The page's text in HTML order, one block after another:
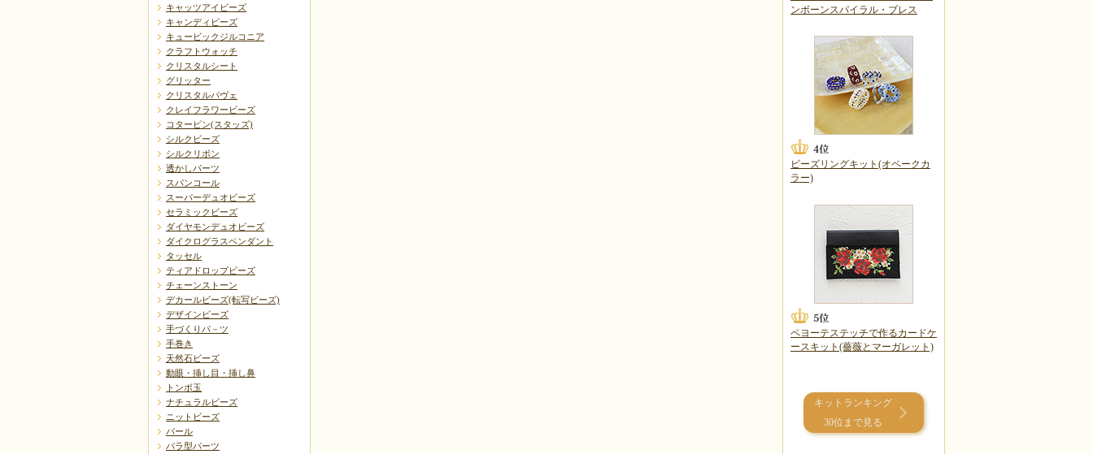
キャッツアイビーズ
キャンディビーズ
キュービックジルコニア
クラフトウォッチ
クリスタルシート
グリッター
クリスタルパヴェ
クレイフラワービーズ
コターピン(スタッズ)
シルクビーズ
シルクリボン
透かしパーツ
スパンコール
スーパーデュオビーズ
セラミックビーズ
ダイヤモンデュオビーズ
ダイクログラスペンダント
タッセル
ティアドロップビーズ
チェーンストーン
デカールビーズ(転写ビーズ)
デザインビーズ
手づくりパ－ツ
手巻き
天然石ビーズ
動眼・挿し目・挿し鼻
トンボ玉
ナチュラルビーズ
ニットビーズ
パール
バラ型パーツ
ンボーンスパイラル・ブレス
ビーズリングキット(オペークカ
ラー)
ペヨーテステッチで作るカードケ
ースキット(薔薇とマーガレット)
キットランキング
30位まで見る